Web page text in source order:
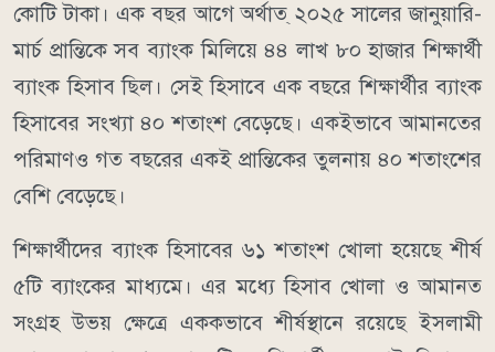
কোটি টাকা। এক বছর আগে অর্থাত্ ২০২৫ সালের জানুয়ারি-
মার্চ প্রান্তিকে সব ব্যাংক মিলিয়ে ৪৪ লাখ ৮০ হাজার শিক্ষার্থী
ব্যাংক হিসাব ছিল। সেই হিসাবে এক বছরে শিক্ষার্থীর ব্যাংক
হিসাবের সংখ্যা ৪০ শতাংশ বেড়েছে। একইভাবে আমানতের
পরিমাণও গত বছরের একই প্রান্তিকের তুলনায় ৪০ শতাংশের
বেশি বেড়েছে।
শিক্ষার্থীদের ব্যাংক হিসাবের ৬১ শতাংশ খোলা হয়েছে শীর্ষ
৫টি ব্যাংকের মাধ্যমে। এর মধ্যে হিসাব খোলা ও আমানত
সংগ্রহ উভয় ক্ষেত্রে এককভাবে শীর্ষস্থানে রয়েছে ইসলামী